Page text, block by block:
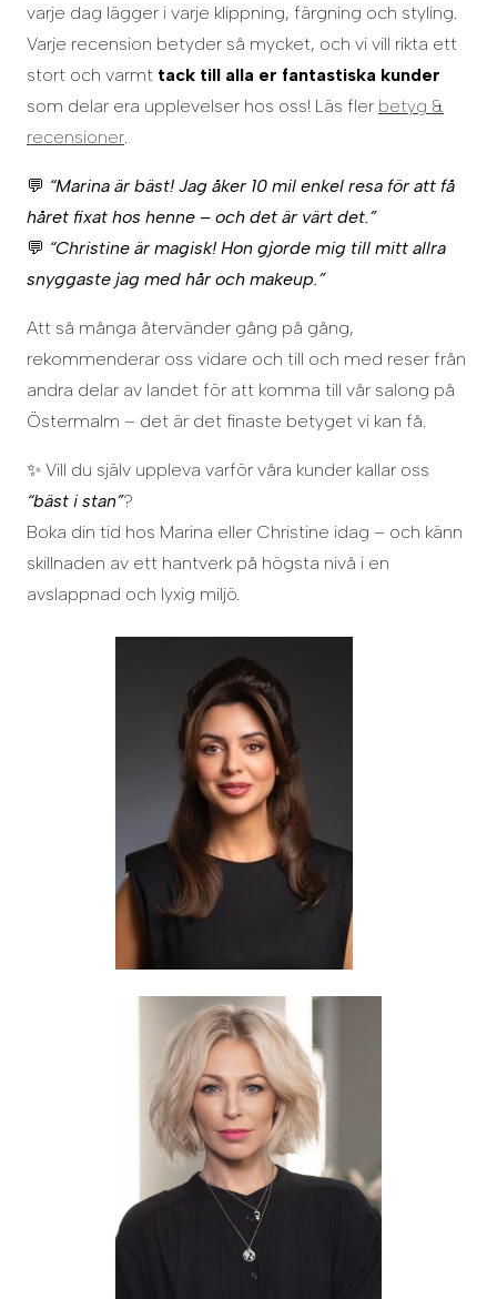
varje dag lägger i varje klippning, färgning och styling.
Varje recension betyder så mycket, och vi vill rikta ett
stort och varmt tack till alla er fantastiska kunder
som delar era upplevelser hos oss! Läs fler betyg &
recensioner
💬 “Marina är bäst! Jag åker 10 mil enkel resa för att få
håret fixat hos henne – och det är värt det.”
💬 “Christine är magisk! Hon gjorde mig till mitt allra
snyggaste jag med hår och makeup.”
Att så många återvänder gång på gång,
rekommenderar oss vidare och till och med reser från
andra delar av landet för att komma till vår salong på
Östermalm – det är det finaste betyget vi kan få.
✨ Vill du själv uppleva varför våra kunder kallar oss
“bäst i stan”?
Boka din tid hos Marina eller Christine idag – och känn
skillnaden av ett hantverk på högsta nivå i en
avslappnad och lyxig miljö.